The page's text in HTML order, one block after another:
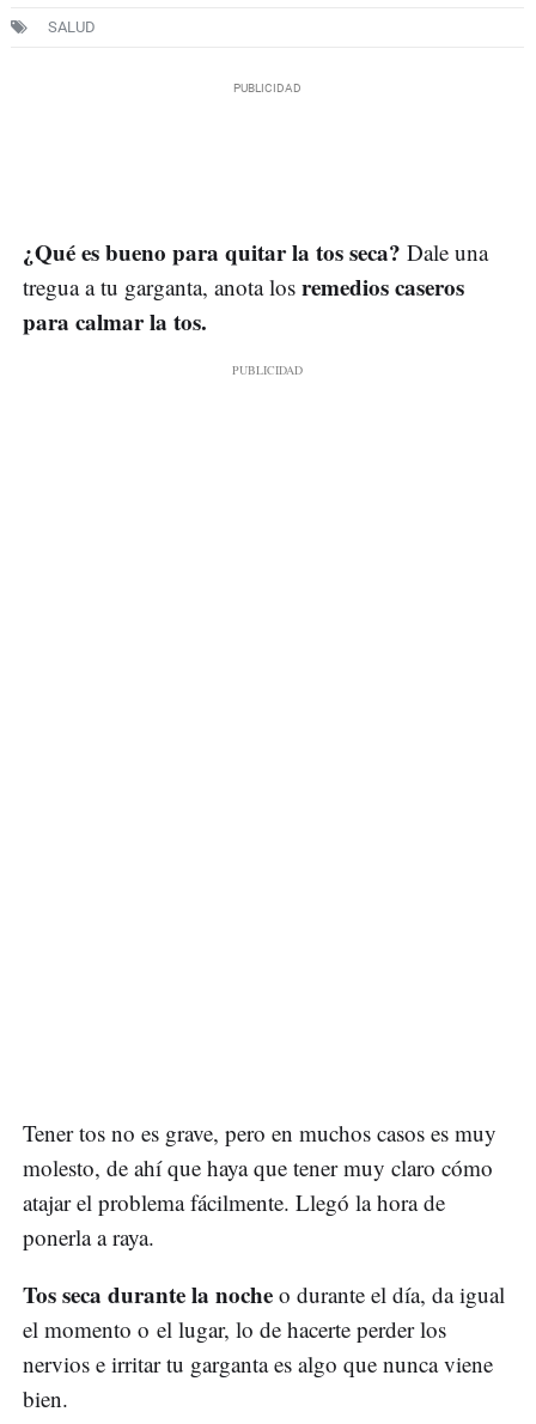
SALUD
¿Qué es bueno para quitar la tos seca? Dale una
tregua a tu garganta, anota los remedios caseros
para calmar la tos.
Tener tos no es grave, pero en muchos casos es muy
molesto, de ahí que haya que tener muy claro cómo
atajar el problema fácilmente. Llegó la hora de
ponerla a raya.
Tos seca durante la noche o durante el día, da igual
el momento o el lugar, lo de hacerte perder los
nervios e irritar tu garganta es algo que nunca viene
bien.